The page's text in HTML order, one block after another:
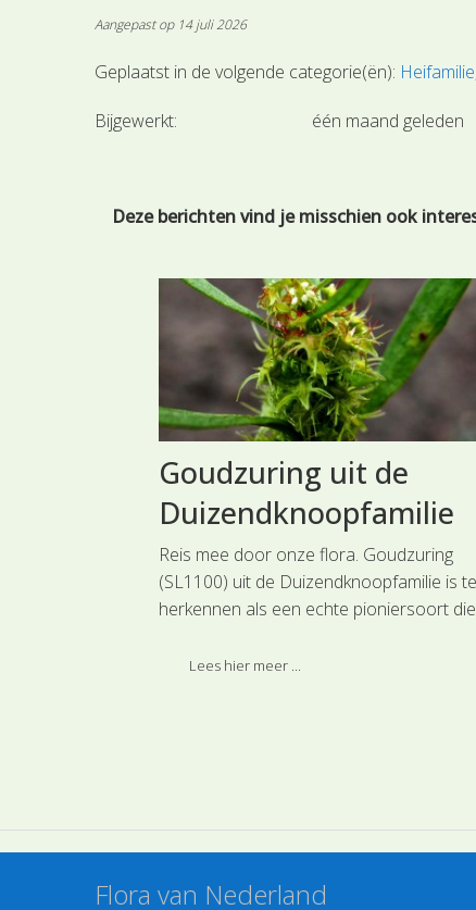
Aangepast op 14 juli 2026
Geplaatst in de volgende categorie(ën): Heifamilie
Bijgewerkt: één maand geleden
Deze berichten vind je misschien ook
Goudzuring uit de
Duizendknoopfamilie
Reis mee door onze flora. Goudzuring
(SL1100) uit de Duizendknoopfamilie is te
herkennen als een echte pioniersoort
Deze soort is ingedeeld bij de hoofdgroep
Lees hier meer ...
Flora van Nederland